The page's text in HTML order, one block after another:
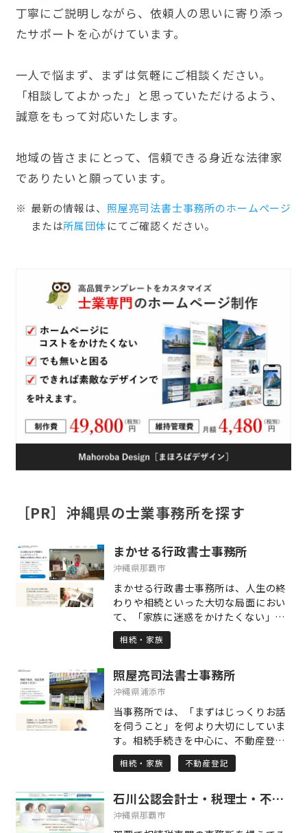
丁寧にご説明しながら、依頼人の思いに寄り添っ
たサポートを心がけています。
一人で悩まず、まずは気軽にご相談ください。
「相談してよかった」と思っていただけるよう、
誠意をもって対応いたします。
地域の皆さまにとって、信頼できる身近な法律家
でありたいと願っています。
最新の情報は、 照屋亮司法書士事務所のホームぺージ
または所属団体にてご確認ください。
［PR］沖縄県の士業事務所を探す
まかせる行政書士事務所
沖縄県那覇市
まかせる行政書士事務所は、人生の終
わりや相続といった大切な局面におい
て、「家族に迷惑をかけたくない」
「自分の意思をしっかり残したい」と
いう思いを持つ皆さまのために、さま
サポートする信頼のパートナーです。
代表の松岡巧は、長年の刑事経験と、
者ひとりひとりの事情を丁寧に伺い、
第三者的な視点と豊富な法的知識をも
って、最善の解決策をご提案いたしま
す。 当事務所の主な業務内容は、相続
手続き、遺言書の作成・遺言の執行、
相続人・相続財産の調査、遺産分割協
議書の作成、死後事務サポート、認知
症対策（後見・家族信託等）、エンデ
相続・家族
照屋亮司法書士事務所
沖縄県浦添市
当事務所では、「まずはじっくりお話
を伺うこと」を何より大切にしていま
す。相続手続きを中心に、不動産登
記・法人登記、債務整理、裁判書類作
成、さらには簡易裁判所での訴訟代理
す。 法律の手続きは、多くの方にとっ
て馴染みのないものかもしれません。
だからこそ、私たちは専門的な言葉を
相続・家族 不動産登記
石川公認会計士・税理士・不動産鑑定士事務所
沖縄県那覇市